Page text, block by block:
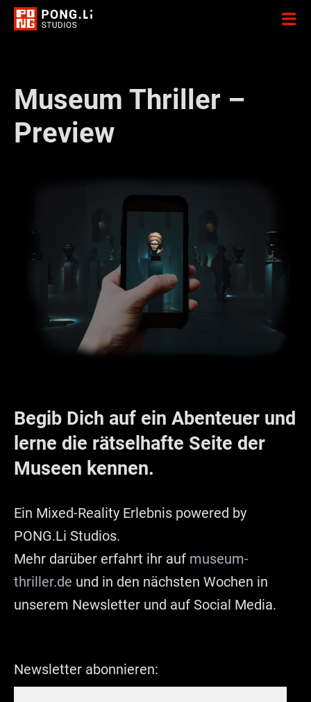
Museum Thriller –
Preview
Begib Dich auf ein Abenteuer und
lerne die rätselhafte Seite der
Museen kennen.
Ein Mixed-Reality Erlebnis powered by
PONG.Li Studios.
Mehr darüber erfahrt ihr auf museum-
thriller.de und in den nächsten Wochen in
unserem Newsletter und auf Social Media.
Newsletter abonnieren: